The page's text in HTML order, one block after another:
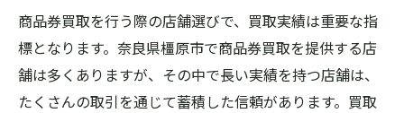
商品券買取を行う際の店舗選びで、買取実績は重要な指
標となります。奈良県橿原市で商品券買取を提供する店
舗は多くありますが、その中で長い実績を持つ店舗は、
たくさんの取引を通じて蓄積した信頼があります。買取